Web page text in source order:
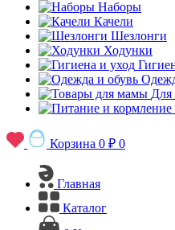
Наборы
Качели
Шезлонги
Ходунки
Корзина 0 ₽ 0
Главная
Каталог